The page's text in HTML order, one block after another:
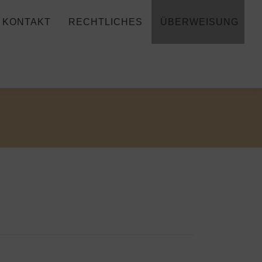
KONTAKT RECHTLICHES ÜBERWEISUNG